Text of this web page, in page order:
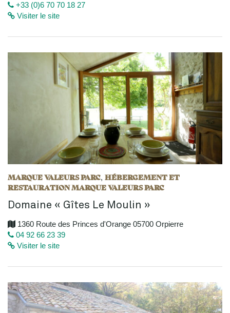
+33 (0)6 70 70 18 27
Visiter le site
MARQUE VALEURS PARC, HÉBERGEMENT ET
RESTAURATION MARQUE VALEURS PARC
Domaine « Gîtes Le Moulin »
1360 Route des Princes d'Orange 05700 Orpierre
04 92 66 23 39
Visiter le site